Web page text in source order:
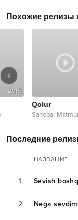
Похожие релизы
Sanobar Matmurotova
Последние
НАЗВАНИЕ
1 Sevish
2 Nega sevdim